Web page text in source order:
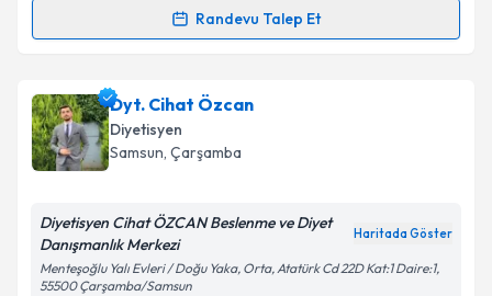
Kişisel verilerimin işlenmesine ilişkin
Metni'ni okudum ve kişisel verilerimin belirtilen
Takvim Talebini Gönder
Randevu Talep Et
Randevu Takvimi Talebi
Dyt. Büşra Seyhan Apaydın
talebi oluşturun. Size bu uzmandan randevu almanız
için bir takvim hazırlandığında e-posta ile
bilgilendireceğiz.
E-posta Adresiniz
Dyt. Cihat Özcan
Diyetisyen
Samsun, Çarşamba
Diyetisyen Cihat ÖZCAN Beslenme ve Diyet
Danışmanlık Merkezi
Haritada Göster
Menteşoğlu Yalı Evleri / Doğu Yaka, Orta, Atatürk Cd 22D Kat:1 Daire:1,
55500 Çarşamba/Samsun